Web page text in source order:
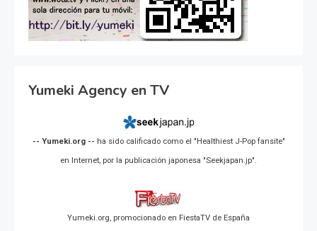
Yumeki Agency en TV
-- Yumeki.org -- ha sido calificado como el "Healthiest J-Pop fansite"
en Internet, por la publicación japonesa "Seekjapan.jp".
Yumeki.org, promocionado en FiestaTV de España